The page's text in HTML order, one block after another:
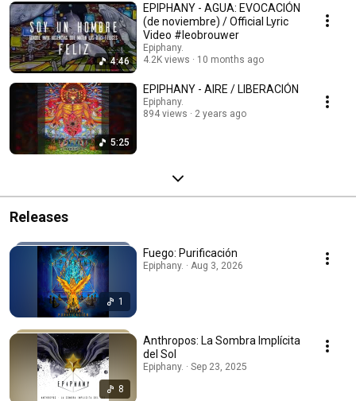
4:46
EPIPHANY - AGUA: EVOCACIÓN
(de noviembre) / Official Lyric
Video #leobrouwer
Epiphany.
4.2K views
10 months ago
5:25
EPIPHANY - AIRE / LIBERACIÓN
Epiphany.
894 views
2 years ago
Releases
1
Fuego: Purificación
Epiphany. · Aug 3, 2026
8
Anthropos: La Sombra Implícita
del Sol
Epiphany. · Sep 23, 2025